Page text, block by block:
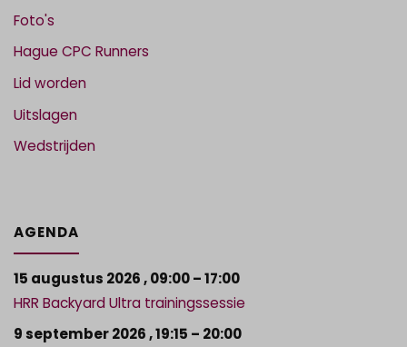
Foto's
Hague CPC Runners
Lid worden
Uitslagen
Wedstrijden
AGENDA
15 augustus 2026,09:00– 17:00
HRR Backyard Ultra trainingssessie
9 september 2026,19:15 – 20:00